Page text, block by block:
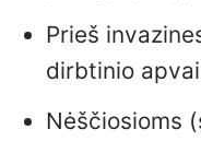
Prieš
dirbtinio
Nėščiosioms